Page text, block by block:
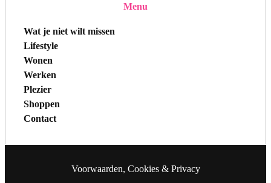
Menu
Wat je niet wilt missen
Lifestyle
Wonen
Werken
Plezier
Shoppen
Contact
Voorwaarden, Cookies & Privacy